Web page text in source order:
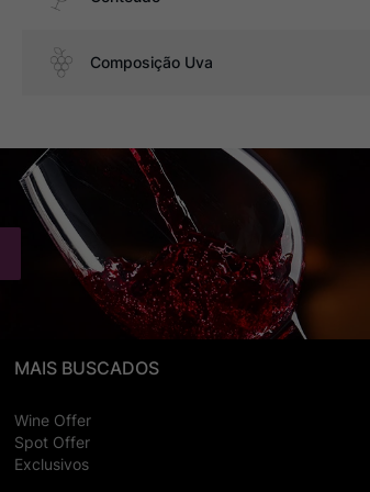
Composição Uva
MAIS BUSCADOS
Wine Offer
Spot Offer
Exclusivos